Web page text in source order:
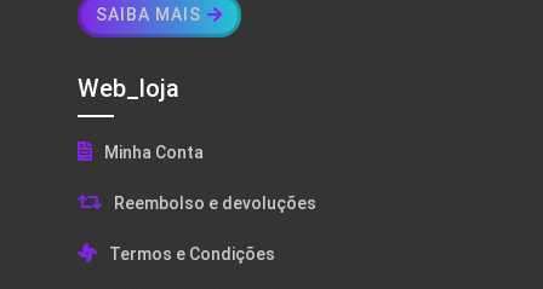
SAIBA MAIS
Web_loja
Minha Conta
Reembolso e devoluções
Termos e Condições